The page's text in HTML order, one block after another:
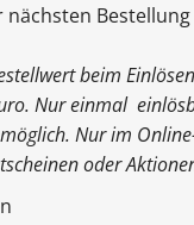
beim
Nur einmal
Nur im
oder